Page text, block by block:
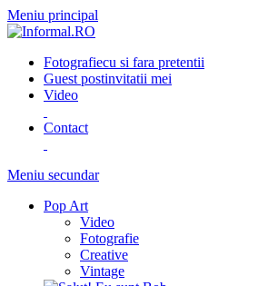
Meniu principal
Fotografiecu si fara pretentii
Guest postinvitatii mei
Video
Contact
Meniu secundar
Pop Art
Video
Fotografie
Creative
Vintage